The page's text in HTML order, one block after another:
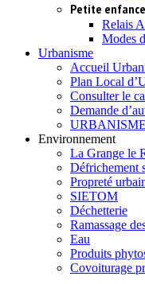
Petite enfance
Relais
Modes
Urbanisme
Accueil
Plan Local
Consulter le
Demande
Environnement
La Grange le
Défrichement
Propreté
SIETOM
Déchetterie
Ramassage
Eau
Produits
Covoiturage